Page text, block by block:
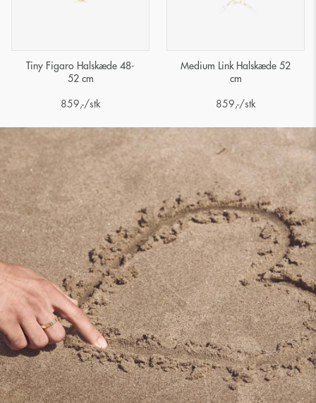
Tiny Figaro Halskæde 48-
52 cm
859 ,-/stk
Medium Link Halskæde 52
cm
859 ,-/stk